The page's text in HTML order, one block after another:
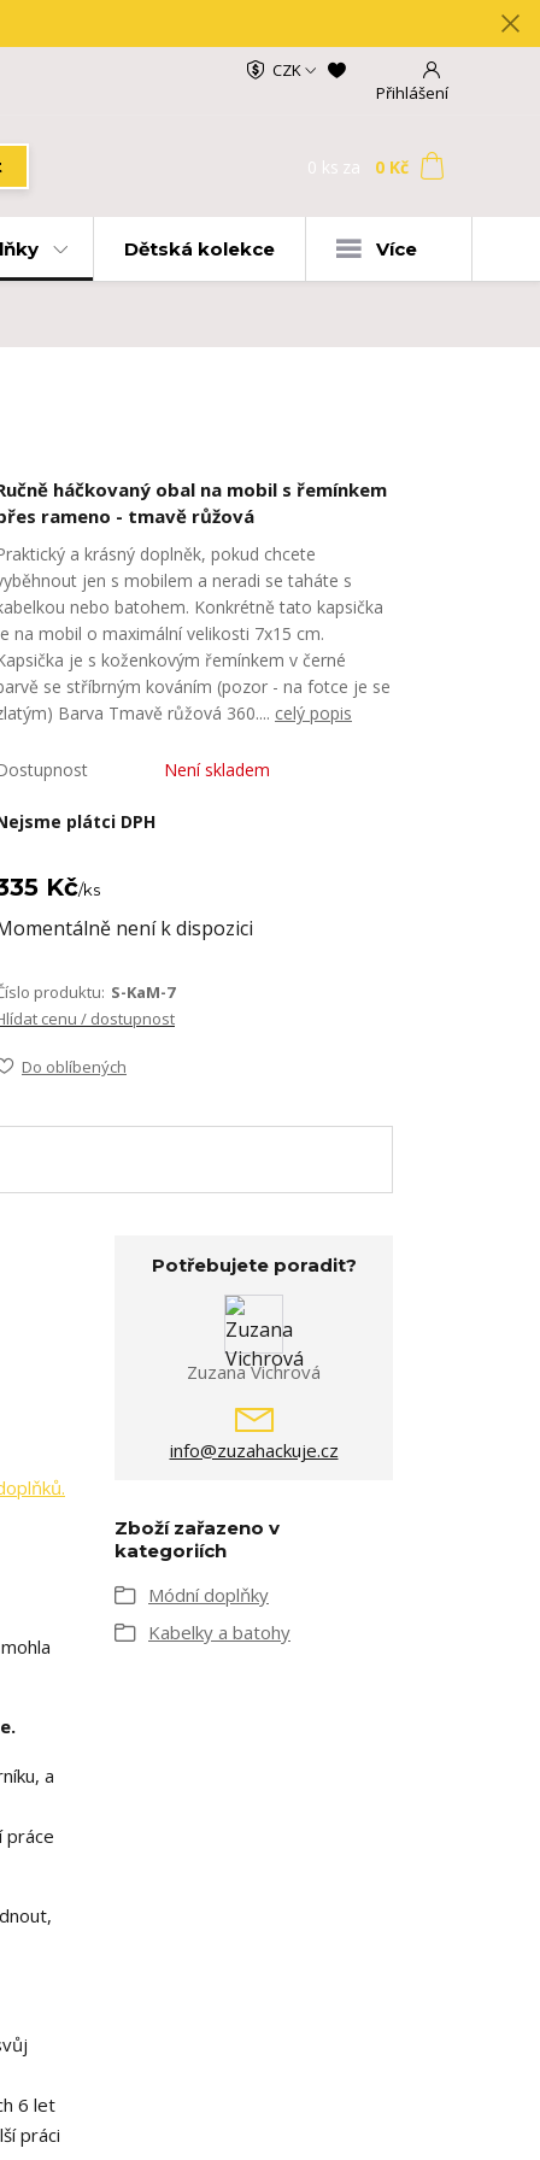
CZK
Přihlášení
0 ks za 0 Kč
Dětská kolekce Více
háčkovaný obal na mobil s řemínkem
rameno - tmavě růžová
a krásný doplněk, pokud chcete
jen s mobilem a neradi se taháte s
nebo batohem. Konkrétně tato kapsička
na mobil o maximální velikosti 7x15 cm.
je s koženkovým řemínkem v černé
se stříbrným kováním (pozor - na fotce je se
Barva Tmavě růžová 360.... celý popis
Není skladem
plátci DPH
Kč/ks
není k dispozici
produktu: S-KaM-7
cenu / dostupnost
Do oblíbených
a
práce
6 let
práci
Potřebujete poradit?
Zuzana Vichrová
info@zuzahackuje.cz
Zboží zařazeno v
kategoriích
Módní doplňky
Kabelky a batohy